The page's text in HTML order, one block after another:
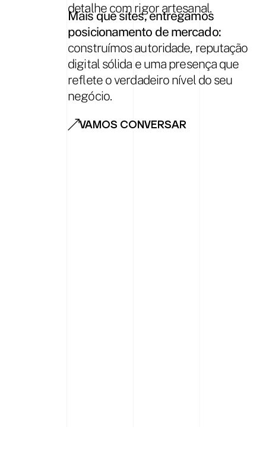
detalhe com rigor artesanal.
Mais que sites, entregamos
posicionamento de mercado:
construímos autoridade, reputação
digital sólida e uma presença que
reflete o verdadeiro nível do seu
negócio.
VAMOS CONVERSAR